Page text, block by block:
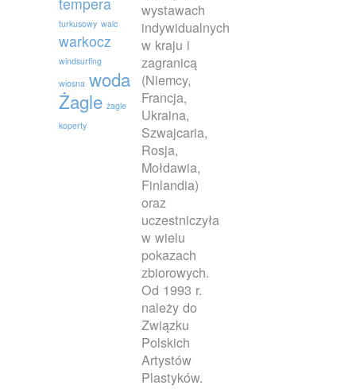
turkusowy walc
warkocz
windsurfing
wiosna woda
Żagle żagle
koperty
wystawach
indywidualnych
w kraju i
zagranicą
(Niemcy,
Francja,
Ukraina,
Szwajcaria,
Rosja,
Mołdawia,
Finlandia)
oraz
uczestniczyła
w wielu
pokazach
zbiorowych.
Od 1993 r.
należy do
Związku
Polskich
Artystów
Plastyków.